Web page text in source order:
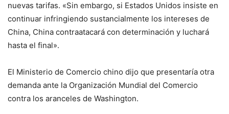
nuevas tarifas. «Sin embargo, si Estados Unidos insiste en
continuar infringiendo sustancialmente los intereses de
China, China contraatacará con determinación y luchará
hasta el final».
El Ministerio de Comercio chino dijo que presentaría otra
demanda ante la Organización Mundial del Comercio
contra los aranceles de Washington.